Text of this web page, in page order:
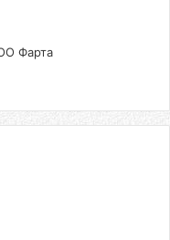
Фарта